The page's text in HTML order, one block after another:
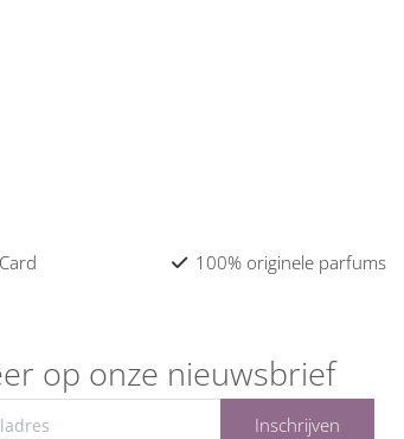
100% originele parfums
op onze nieuwsbrief
Inschrijven